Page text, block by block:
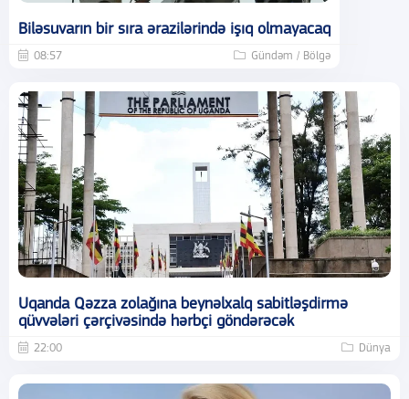
Biləsuvarın bir sıra ərazilərində işıq olmayacaq
08:57 Gündəm / Bölgə
Uqanda Qəzza zolağına beynəlxalq sabitləşdirmə
qüvvələri çərçivəsində hərbçi göndərəcək
22:00 Dünya